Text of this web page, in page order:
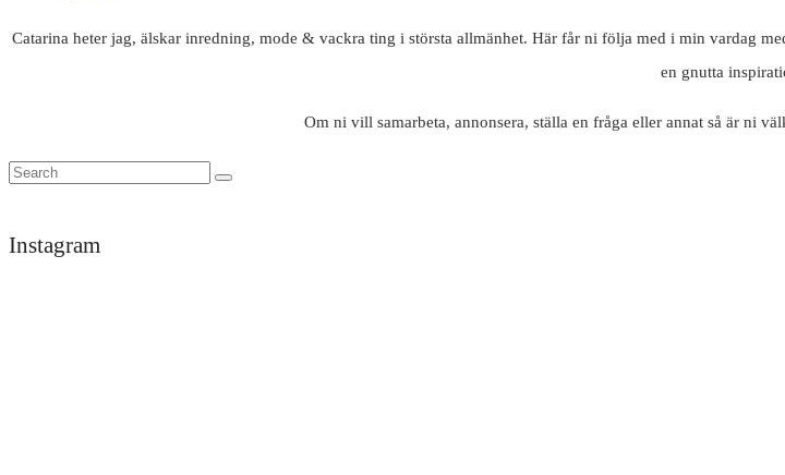
Catarina heter jag, älskar inredning, mode & vackra ting i största allmänhet. Här får ni följa med i min vardag
en gnutta
Om ni vill samarbeta, annonsera, ställa en fråga eller annat så är ni
Instagram